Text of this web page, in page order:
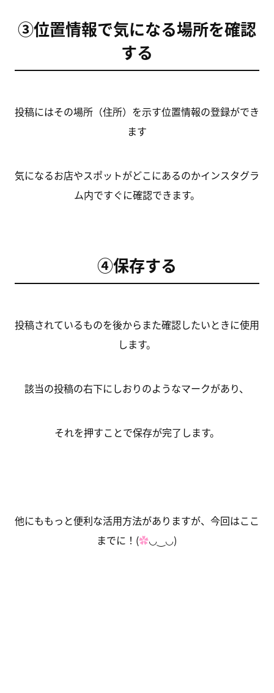
③位置情報で気になる場所を確認
する
投稿にはその場所（住所）を示す位置情報の登録ができ
ます
気になるお店やスポットがどこにあるのかインスタグラ
ム内ですぐに確認できます。
④保存する
投稿されているものを後からまた確認したいときに使用
します。
該当の投稿の右下にしおりのようなマークがあり、
それを押すことで保存が完了します。
他にももっと便利な活用方法がありますが、今回はここ
までに！(✿◡‿◡)